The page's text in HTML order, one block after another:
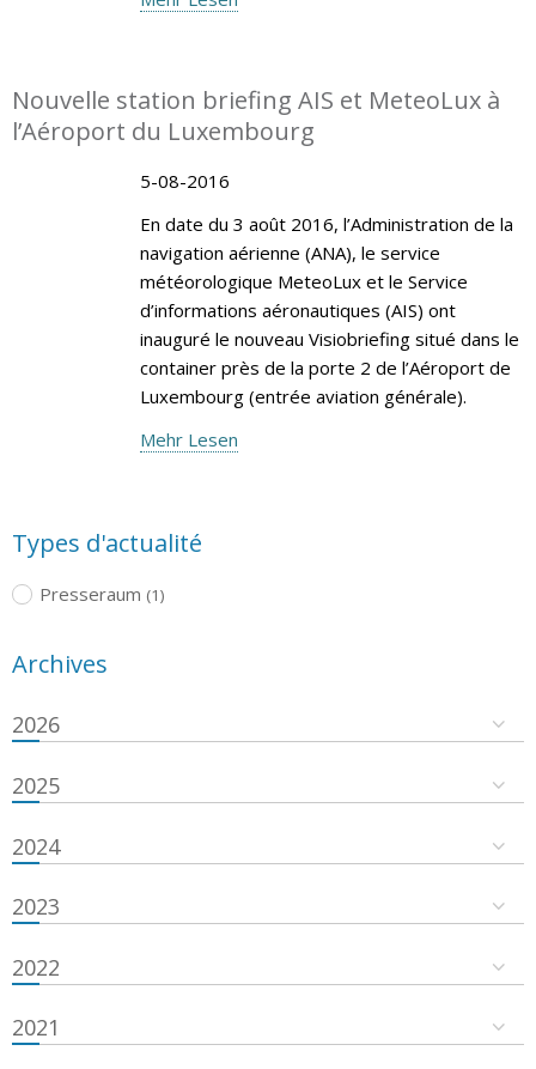
Nouvelle station briefing AIS et MeteoLux à
l’Aéroport du Luxembourg
5-08-2016
En date du 3 août 2016, l’Administration de la
navigation aérienne (ANA), le service
météorologique MeteoLux et le Service
d’informations aéronautiques (AIS) ont
inauguré le nouveau Visiobriefing situé dans le
container près de la porte 2 de l’Aéroport de
Luxembourg (entrée aviation générale).
Mehr Lesen
Types d'actualité
Presseraum (1)
Archives
2026
2025
2024
2023
2022
2021